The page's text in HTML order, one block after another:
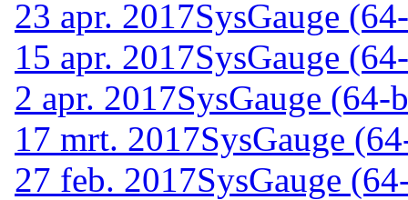
23 apr. 2017SysGauge
15 apr. 2017SysGauge
2 apr. 2017SysGauge
17 mrt. 2017SysGauge
27 feb. 2017SysGauge